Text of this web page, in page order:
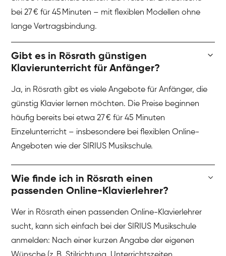
bei 27 € für 45 Minuten – mit flexiblen Modellen ohne
lange Vertragsbindung.
Gibt es in Rösrath günstigen
Klavierunterricht für Anfänger?
Ja, in Rösrath gibt es viele Angebote für Anfänger, die
günstig Klavier lernen möchten. Die Preise beginnen
häufig bereits bei etwa 27 € für 45 Minuten
Einzelunterricht – insbesondere bei flexiblen Online-
Angeboten wie der SIRIUS Musikschule.
Wie finde ich in Rösrath einen
passenden Online-Klavierlehrer?
Wer in Rösrath einen passenden Online-Klavierlehrer
sucht, kann sich einfach bei der SIRIUS Musikschule
anmelden: Nach einer kurzen Angabe der eigenen